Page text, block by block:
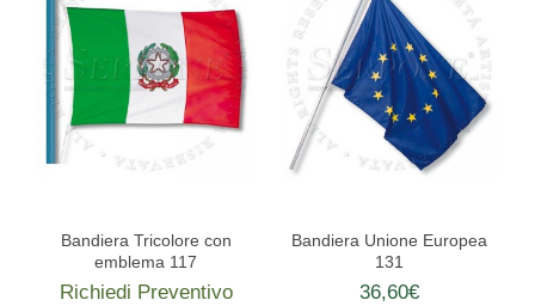
Bandiera Tricolore con
emblema 117
Richiedi Preventivo
Bandiera Unione Europea
131
36,60€